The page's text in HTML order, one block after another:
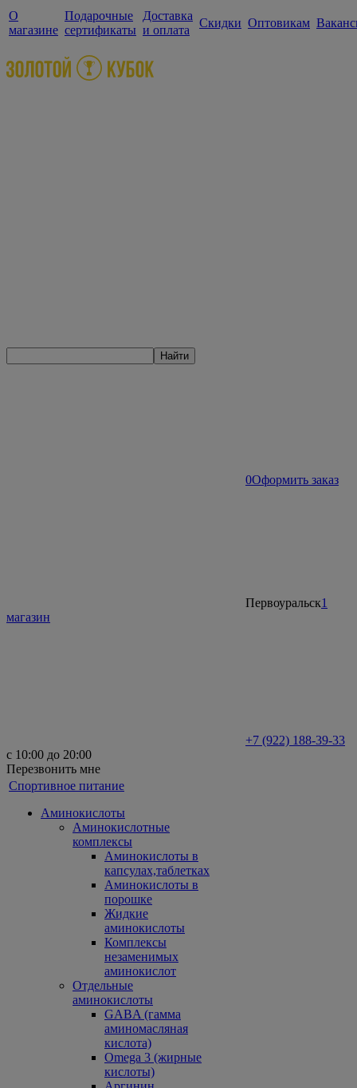
О
магазине
Подарочные
сертификаты
Доставка
и оплата
Скидки Оптовикам
Найти
0Оформить заказ
Первоуральск1
магазин
+7 (922) 188-39-33
с 10:00 до 20:00
Перезвонить мне
Спортивное питание
Аминокислоты
Аминокислотные
комплексы
Аминокислоты в
капсулах,таблетках
Аминокислоты в
порошке
Жидкие
аминокислоты
Комплексы
незаменимых
аминокислот
Отдельные
аминокислоты
GABA (гамма
аминомасляная
кислота)
Omega 3 (жирные
кислоты)